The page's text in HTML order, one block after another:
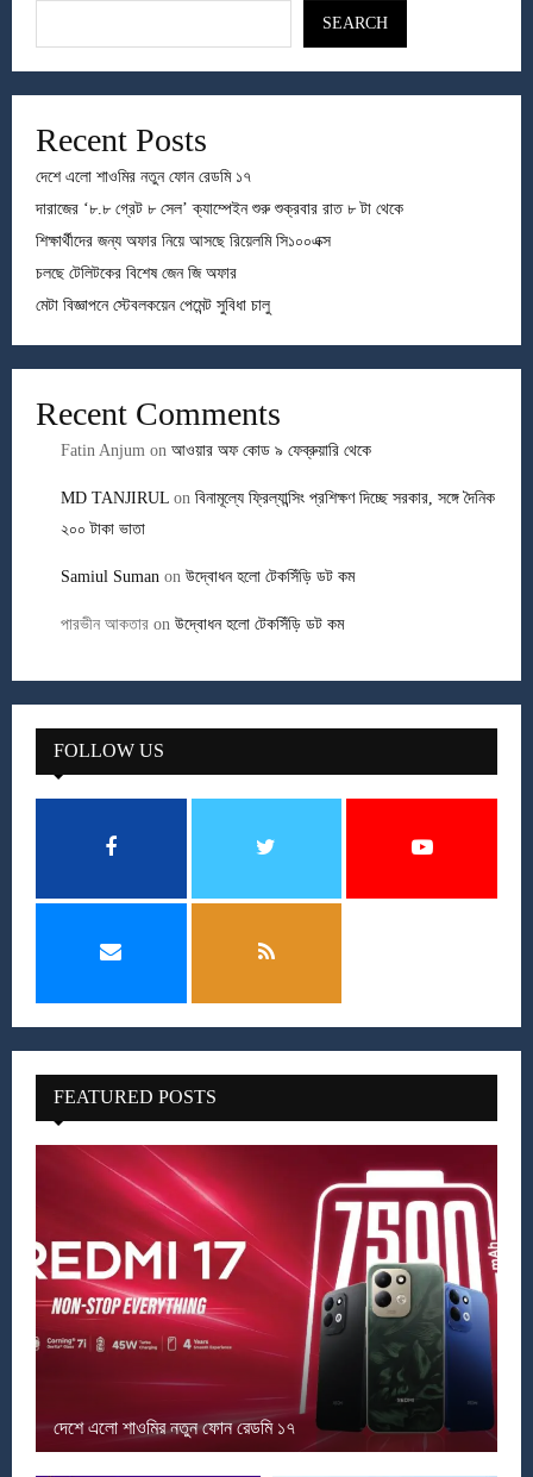
SEARCH
Recent Posts
দেশে এলো শাওমির নতুন ফোন রেডমি ১৭
দারাজের ‘৮.৮ গ্রেট ৮ সেল’ ক্যাম্পেইন শুরু শুক্রবার রাত ৮ টা থেকে
শিক্ষার্থীদের জন্য অফার নিয়ে আসছে রিয়েলমি সি১০০এক্স
চলছে টেলিটকের বিশেষ জেন জি অফার
মেটা বিজ্ঞাপনে স্টেবলকয়েন পেমেন্ট সুবিধা চালু
Recent Comments
Fatin Anjum on আওয়ার অফ কোড ৯ ফেব্রুয়ারি থেকে
MD TANJIRUL on বিনামূল্যে ফ্রিল্যান্সিং প্রশিক্ষণ দিচ্ছে সরকার, সঙ্গে দৈনিক
২০০ টাকা ভাতা
Samiul Suman on উদ্বোধন হলো টেকসিঁড়ি ডট কম
পারভীন আকতার on উদ্বোধন হলো টেকসিঁড়ি ডট কম
FOLLOW US
FEATURED POSTS
দেশে এলো শাওমির নতুন ফোন রেডমি ১৭